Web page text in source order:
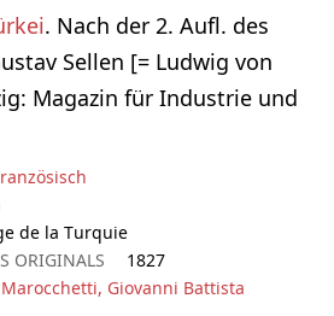
. Nach der 2. Aufl. des
Sellen [= Ludwig von
Magazin für Industrie und
de la Turquie
ORIGINALS
1827
Marocchetti, Giovanni Battista